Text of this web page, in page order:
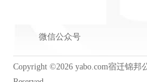
微信公众号
Copyright ©2026 yabo.com宿迁锦